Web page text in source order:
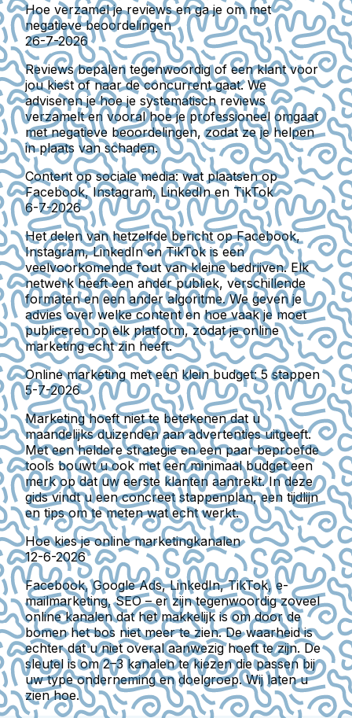
Hoe verzamel je reviews en ga je om met
negatieve beoordelingen
26-7-2026
Reviews bepalen tegenwoordig of een klant voor
jou kiest of naar de concurrent gaat. We
adviseren je hoe je systematisch reviews
verzamelt en vooral hoe je professioneel omgaat
met negatieve beoordelingen, zodat ze je helpen
in plaats van schaden.
Content op sociale media: wat plaatsen op
Facebook, Instagram, LinkedIn en TikTok
6-7-2026
Het delen van hetzelfde bericht op Facebook,
Instagram, LinkedIn en TikTok is een
veelvoorkomende fout van kleine bedrijven. Elk
netwerk heeft een ander publiek, verschillende
formaten en een ander algoritme. We geven je
advies over welke content en hoe vaak je moet
publiceren op elk platform, zodat je online
marketing echt zin heeft.
Online marketing met een klein budget: 5 stappen
5-7-2026
Marketing hoeft niet te betekenen dat u
maandelijks duizenden aan advertenties uitgeeft.
Met een heldere strategie en een paar beproefde
tools bouwt u ook met een minimaal budget een
merk op dat uw eerste klanten aantrekt. In deze
gids vindt u een concreet stappenplan, een tijdlijn
en tips om te meten wat echt werkt.
Hoe kies je online marketingkanalen
12-6-2026
Facebook, Google Ads, LinkedIn, TikTok, e-
mailmarketing, SEO – er zijn tegenwoordig zoveel
online kanalen dat het makkelijk is om door de
bomen het bos niet meer te zien. De waarheid is
echter dat u niet overal aanwezig hoeft te zijn. De
sleutel is om 2–3 kanalen te kiezen die passen bij
uw type onderneming en doelgroep. Wij laten u
zien hoe.